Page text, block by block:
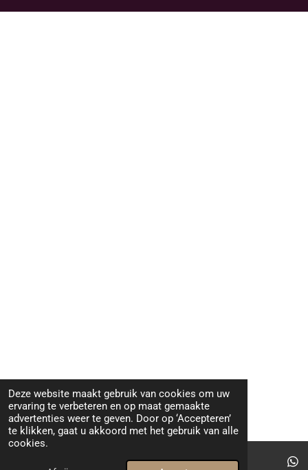
Deze website maakt gebruik van cookies om uw
ervaring te verbeteren en op maat gemaakte
advertenties weer te geven. Door op ‘Accepteren’
te klikken, gaat u akkoord met het gebruik van alle
cookies.